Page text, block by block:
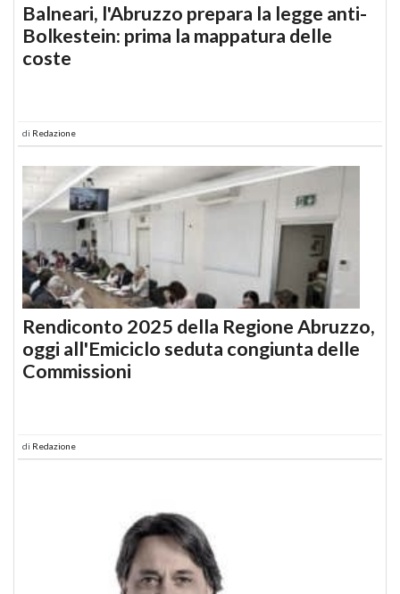
Balneari, l'Abruzzo prepara la legge anti-
Bolkestein: prima la mappatura delle
coste
di Redazione
Rendiconto 2025 della Regione Abruzzo,
oggi all'Emiciclo seduta congiunta delle
Commissioni
di Redazione